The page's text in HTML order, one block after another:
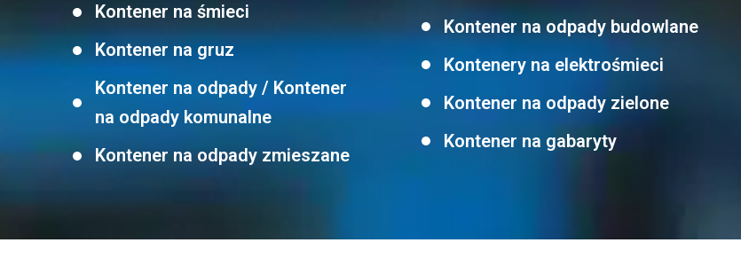
Kontener na śmieci
Kontener na gruz
Kontener na odpady / Kontener
na odpady komunalne
Kontener na odpady zmieszane
Kontener na odpady budowlane
Kontenery na elektrośmieci
Kontener na odpady zielone
Kontener na gabaryty